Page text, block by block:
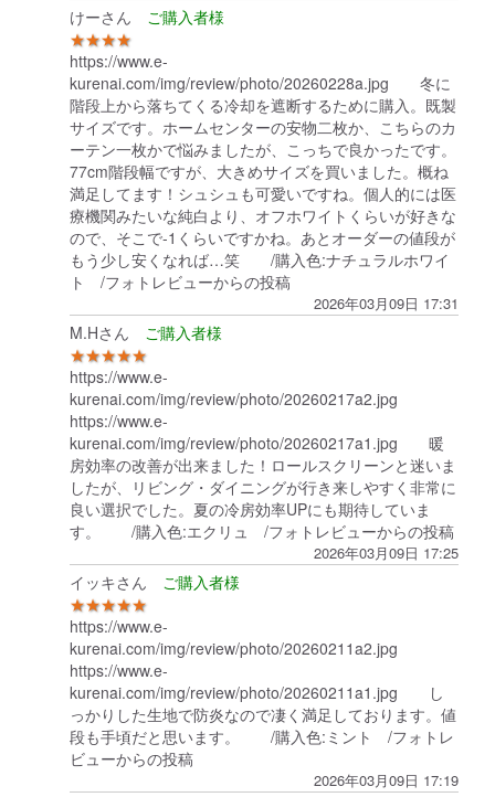
けーさん
★★★★
https://www.e-
kurenai.com/img/review/photo/20260228a.jpg 冬に
階段上から落ちてくる冷却を遮断するために購入。既製
サイズです。ホームセンターの安物二枚か、こちらのカ
ーテン一枚かで悩みましたが、こっちで良かったです。
77cm階段幅ですが、大きめサイズを買いました。概ね
満足してます！シュシュも可愛いですね。個人的には医
療機関みたいな純白より、オフホワイトくらいが好きな
ので、そこで-1くらいですかね。あとオーダーの値段が
もう少し安くなれば…笑 /購入色:ナチュラルホワイ
ト /フォトレビューからの投稿
2026年03月09日 17:31
M.Hさん
★★★★★
https://www.e-
kurenai.com/img/review/photo/20260217a2.jpg
https://www.e-
kurenai.com/img/review/photo/20260217a1.jpg 暖
房効率の改善が出来ました！ロールスクリーンと迷いま
したが、リビング・ダイニングが行き来しやすく非常に
良い選択でした。夏の冷房効率UPにも期待していま
す。 /購入色:エクリュ /フォトレビューからの投稿
2026年03月09日 17:25
イッキさん
★★★★★
https://www.e-
kurenai.com/img/review/photo/20260211a2.jpg
https://www.e-
kurenai.com/img/review/photo/20260211a1.jpg し
っかりした生地で防炎なので凄く満足しております。値
段も手頃だと思います。 /購入色:ミント /フォトレ
ビューからの投稿
2026年03月09日 17:19